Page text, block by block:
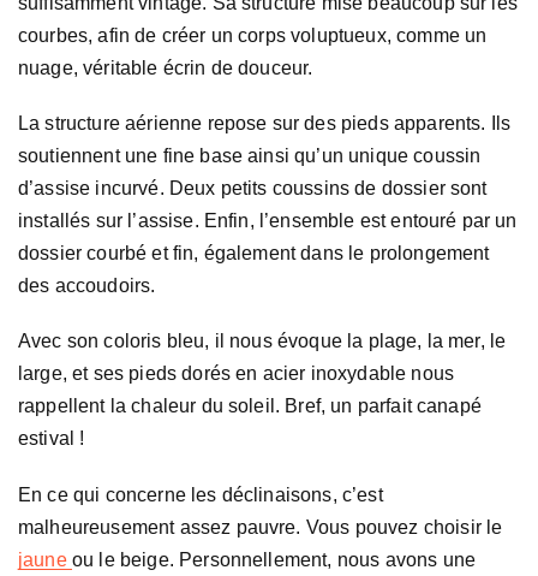
courbes, afin de créer un corps voluptueux, comme un
nuage, véritable écrin de douceur.
La structure aérienne repose sur des pieds apparents. Ils
soutiennent une fine base ainsi qu’un unique coussin
d’assise incurvé. Deux petits coussins de dossier sont
installés sur l’assise. Enfin, l’ensemble est entouré par un
dossier courbé et fin, également dans le prolongement
des accoudoirs.
Avec son coloris bleu, il nous évoque la plage, la mer, le
large, et ses pieds dorés en acier inoxydable nous
rappellent la chaleur du soleil. Bref, un parfait canapé
estival !
En ce qui concerne les déclinaisons, c’est
malheureusement assez pauvre. Vous pouvez choisir le
jaune ou le beige. Personnellement, nous avons une